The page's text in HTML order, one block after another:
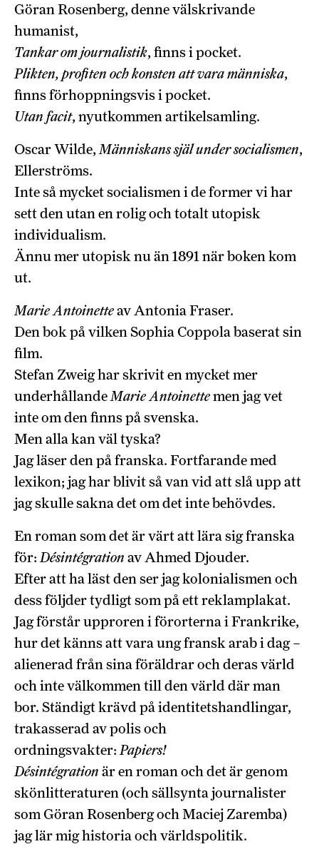
Göran Rosenberg, denne välskrivande
humanist,
Tankar om journalistik, finns i pocket.
Plikten, profiten och konsten att vara människa,
finns förhoppningsvis i pocket.
Utan facit, nyutkommen artikelsamling.
Oscar Wilde,Människans själ under socialismen,
Ellerströms.
Inte så mycket socialismen i de former vi har
sett den utan en rolig och totalt utopisk
individualism.
Ännu mer utopisk nu än 1891 när boken kom
ut.
Marie Antoinetteav Antonia Fraser.
Den bok på vilken Sophia Coppola baserat sin
film.
Stefan Zweig har skrivit en mycket mer
underhållandeMarie Antoinettemen jag vet
inte om den finns på svenska.
Men alla kan väl tyska?
Jag läser den på franska. Fortfarande med
lexikon; jag har blivit så van vid att slå upp att
jag skulle sakna det om det inte behövdes.
En roman som det är värt att lära sig franska
för:Désintégration av Ahmed Djouder.
Efter att ha läst den ser jag kolonialismen och
dess följder tydligt som på ett reklamplakat.
Jag förstår upproren i förorterna i Frankrike,
hur det känns att vara ung fransk arab i dag –
alienerad från sina föräldrar och deras värld
och inte välkommen till den värld där man
bor. Ständigt krävd på identitetshandlingar,
trakasserad av polis och
ordningsvakter:Papiers!
Désintégration är en roman och det är genom
skönlitteraturen (och sällsynta journalister
som Göran Rosenberg och Maciej Zaremba)
jag lär mig historia och världspolitik.